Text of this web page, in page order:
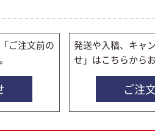
ご注文前の
発送や入稿、キャ
せ」はこちらから
ご注